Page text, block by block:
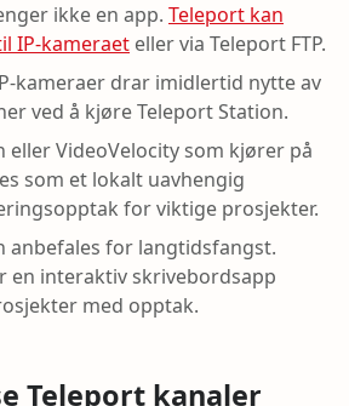
ikke en app. Teleport kan
IP-kameraet eller via Teleport FTP.
kameraer drar imidlertid nytte av
ved å kjøre Teleport Station.
eller VideoVelocity som kjører på
som et lokalt uavhengig
for viktige prosjekter.
anbefales for langtidsfangst.
en interaktiv skrivebordsapp
med opptak.
Teleport kanaler